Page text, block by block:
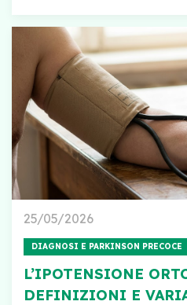
25/05/2026
DIAGNOSI E PARKINSON PRECOCE
L’IPOTENSIONE
DEFINIZIONI E